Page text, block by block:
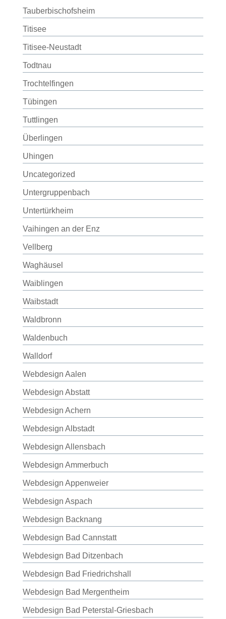
Tauberbischofsheim
Titisee
Titisee-Neustadt
Todtnau
Trochtelfingen
Tübingen
Tuttlingen
Überlingen
Uhingen
Uncategorized
Untergruppenbach
Untertürkheim
Vaihingen an der Enz
Vellberg
Waghäusel
Waiblingen
Waibstadt
Waldbronn
Waldenbuch
Walldorf
Webdesign Aalen
Webdesign Abstatt
Webdesign Achern
Webdesign Albstadt
Webdesign Allensbach
Webdesign Ammerbuch
Webdesign Appenweier
Webdesign Aspach
Webdesign Backnang
Webdesign Bad Cannstatt
Webdesign Bad Ditzenbach
Webdesign Bad Friedrichshall
Webdesign Bad Mergentheim
Webdesign Bad Peterstal-Griesbach